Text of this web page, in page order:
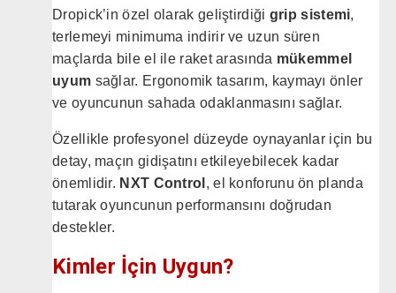
Dropick’in özel olarak geliştirdiği grip sistemi,
terlemeyi minimuma indirir ve uzun süren
maçlarda bile el ile raket arasında mükemmel
uyum sağlar. Ergonomik tasarım, kaymayı önler
ve oyuncunun sahada odaklanmasını sağlar.
Özellikle profesyonel düzeyde oynayanlar için bu
detay, maçın gidişatını etkileyebilecek kadar
önemlidir. NXT Control , el konforunu ön planda
tutarak oyuncunun performansını doğrudan
destekler.
Kimler İçin Uygun?